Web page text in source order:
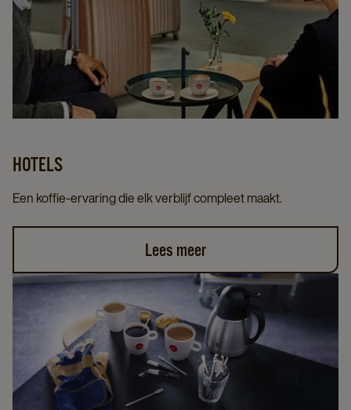
HOTELS
Een koffie-ervaring die elk verblijf compleet maakt.
Lees meer